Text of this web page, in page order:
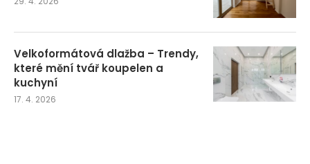
Velkoformátová dlažba – Trendy,
které mění tvář koupelen a
kuchyní
17. 4. 2026